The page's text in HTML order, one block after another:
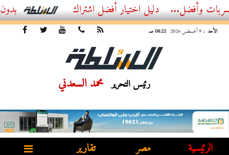
أفضل اشتراك IPTV بدون تقطيع 2026 – دليل المشاهد العصري
الأحد ، 9 أغسطس 2026 08:22 صـ
رئيس التحرير محمد السعدني
الرئيسية مصر تقارير